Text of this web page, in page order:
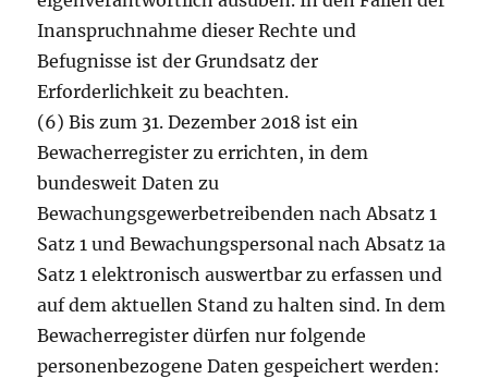
Inanspruchnahme dieser Rechte und
Befugnisse ist der Grundsatz der
Erforderlichkeit zu beachten.
(6) Bis zum 31. Dezember 2018 ist ein
Bewacherregister zu errichten, in dem
bundesweit Daten zu
Bewachungsgewerbetreibenden nach Absatz 1
Satz 1 und Bewachungspersonal nach Absatz 1a
Satz 1 elektronisch auswertbar zu erfassen und
auf dem aktuellen Stand zu halten sind. In dem
Bewacherregister dürfen nur folgende
personenbezogene Daten gespeichert werden: